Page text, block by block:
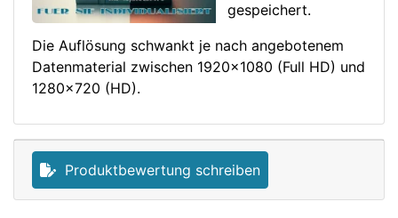
gespeichert.
Die Auflösung schwankt je nach angebotenem
Datenmaterial zwischen 1920x1080 (Full HD) und
1280x720 (HD).
Produktbewertung schreiben